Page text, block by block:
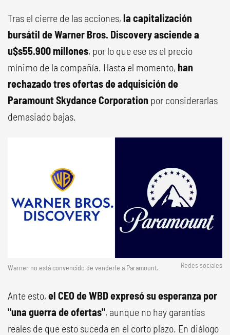
Tras el cierre de las acciones, la capitalización
bursátil de Warner Bros. Discovery asciende a
u$s55.900 millones, por lo que ese es el precio
mínimo de la compañía. Hasta el momento, han
rechazado tres ofertas de adquisición de
Paramount Skydance Corporation por considerarlas
demasiado bajas.
Warner no está convencido de venderle a Paramount. Redes sociales
Ante esto, el CEO de WBD expresó su esperanza por
"una guerra de ofertas", aunque no hay garantías
reales de que esto suceda en el corto plazo. En diálogo